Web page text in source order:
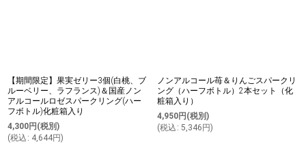
【期間限定】果実ゼリー3個(白桃、ブ
ルーベリー、ラフランス)＆国産ノン
アルコールロゼスパークリング(ハー
フボトル)化粧箱入り
4,300円 (税別)
(税込 : 4,644円)
ノンアルコール苺＆りんごスパークリ
ング（ハーフボトル）2本セット（化
粧箱入り）
4,950円 (税別)
(税込 : 5,346 円)